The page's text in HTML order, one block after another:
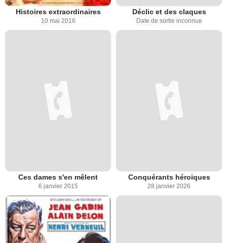
Histoires extraordinaires
10 mai 2016
Déclic et des claques
Date de sortie inconnue
Ces dames s'en mêlent
6 janvier 2015
Conquérants héroiques
28 janvier 2026